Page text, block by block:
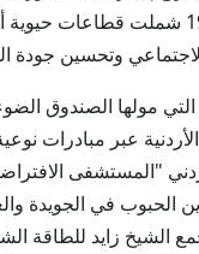
درهم منذ عام 1974 شملت
وتحسين جودة
مولها الصندوق
الأردنية عبر مبادرات
"المستشفى
الحبوب في الجويدة
الشيخ زايد للطاقة